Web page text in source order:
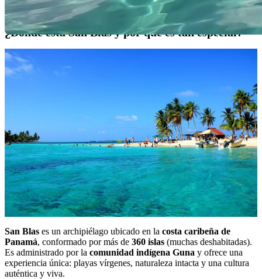
indígena Guna. Un destino único en el mundo.
¿Dónde está San Blas y por qué es tan especial?
San Blas es un archipiélago ubicado en la costa caribeña de
Panamá, conformado por más de 360 islas (muchas deshabitadas).
Es administrado por la comunidad indígena Guna y ofrece una
experiencia única: playas vírgenes, naturaleza intacta y una cultura
auténtica y viva.